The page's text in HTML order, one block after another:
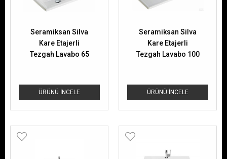
ÜRÜNÜ İNCELE
Seramiksan Silva
Kare Etajerli
Tezgah Lavabo 65
ÜRÜNÜ İNCELE
Seramiksan Silva
Kare Etajerli
Tezgah Lavabo 100